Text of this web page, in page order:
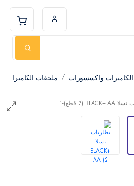
الكاميرات واكسسورات
ملحقات الكاميرا